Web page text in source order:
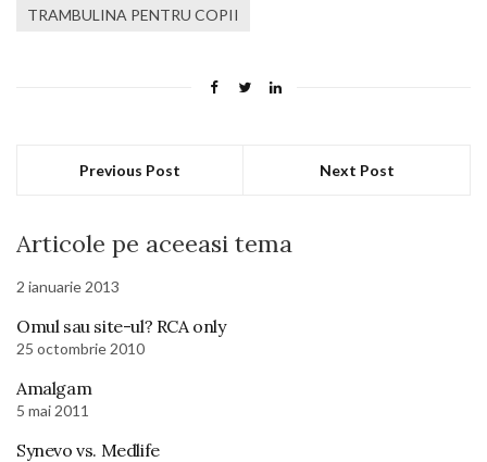
TRAMBULINA PENTRU COPII
Previous Post Next Post
Articole pe aceeasi tema
2 ianuarie 2013
Omul sau site-ul? RCA only
25 octombrie 2010
Amalgam
5 mai 2011
Synevo vs. Medlife